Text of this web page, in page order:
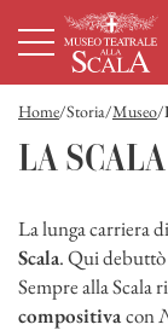
HomepageMenù
Home Storia Museo
LA
La lunga carriera di
Scala. Qui
Sempre alla Scala
compositivacon